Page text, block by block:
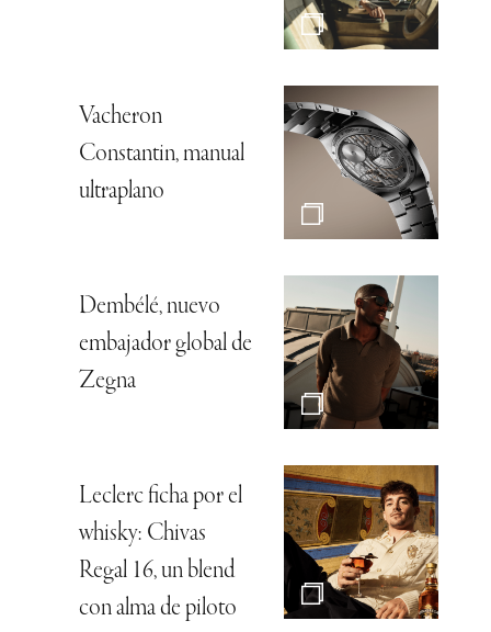
Vacheron
Constantin, manual
ultraplano
Dembélé, nuevo
embajador global de
Zegna
Leclerc ficha por el
whisky: Chivas
Regal 16, un blend
con alma de piloto